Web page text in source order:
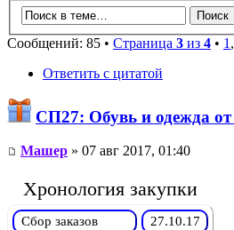
Сообщений: 85 • Страница 3 из 4 • 1 ,
Ответить с цитатой
СП27: Обувь и одежда
Машер » 07 авг 2017, 01:40
Хронология закупки
Сбор заказов
27.10.17